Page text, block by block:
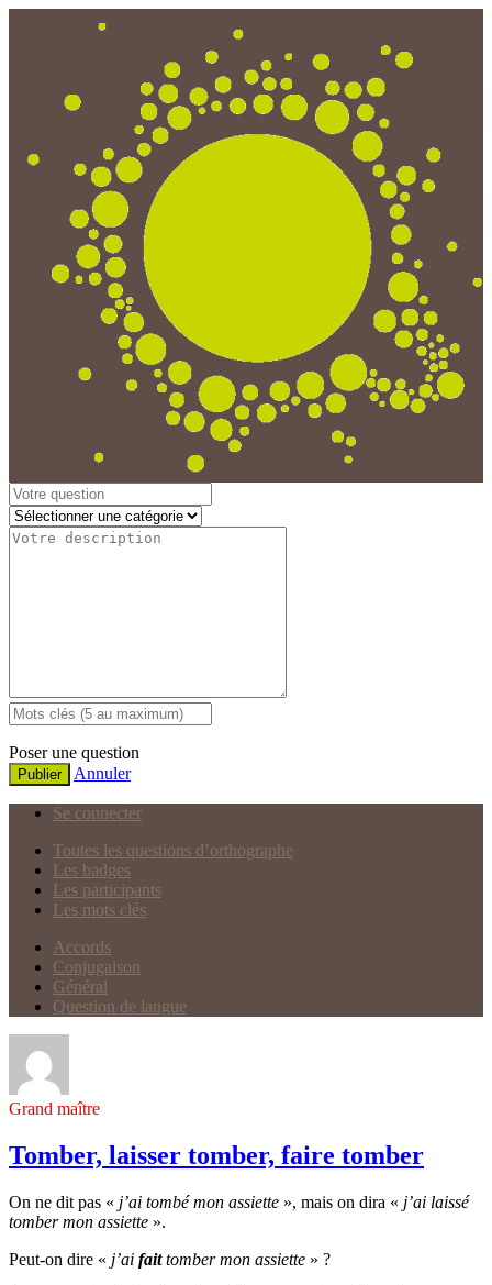
Poser une question
Publier Annuler
Se connecter
Toutes les questions d’orthographe
Les badges
Les participants
Les mots clés
Accords
Conjugaison
Général
Question de langue
Grand maître
Tomber, laisser tomber, faire tomber
On ne dit pas « j’ai tombé mon assiette », mais on dira « j’ai laissé
tomber mon assiette ».
Peut-on dire « j’ai faittomber mon assiette » ?